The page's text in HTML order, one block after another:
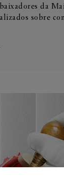
da
sobre